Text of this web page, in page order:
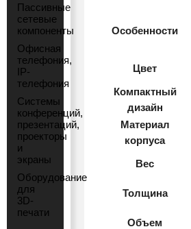
Пассивные
сетевые
компоненты
Офисная
телефония,
IP-
телефония
Системы
конференций,
презентаций,
проекторы
и
экраны
Оборудование
для
3D-
печати
Особенности
Цвет
Компактный
дизайн
Материал
корпуса
Вес
Толщина
Объем